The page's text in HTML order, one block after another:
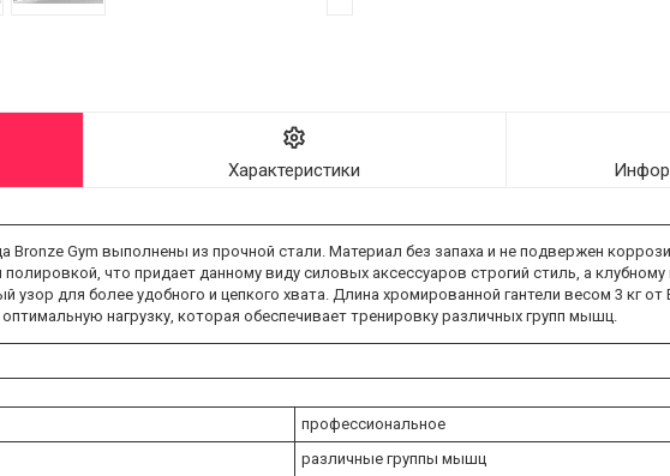
Характеристики
Bronze Gym выполнены из прочной стали. Материал без запаха и не подвержен
что придает данному виду силовых аксессуаров строгий стиль, а
узор для более удобного и цепкого хвата. Длина хромированной гантели весом 3 кг от
нагрузку, которая обеспечивает тренировку различных групп мышц.
профессиональное
различные группы мышц